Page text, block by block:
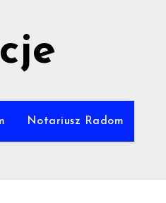
Notariusz Radom